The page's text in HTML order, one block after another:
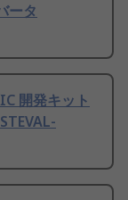
ータ
開発キット